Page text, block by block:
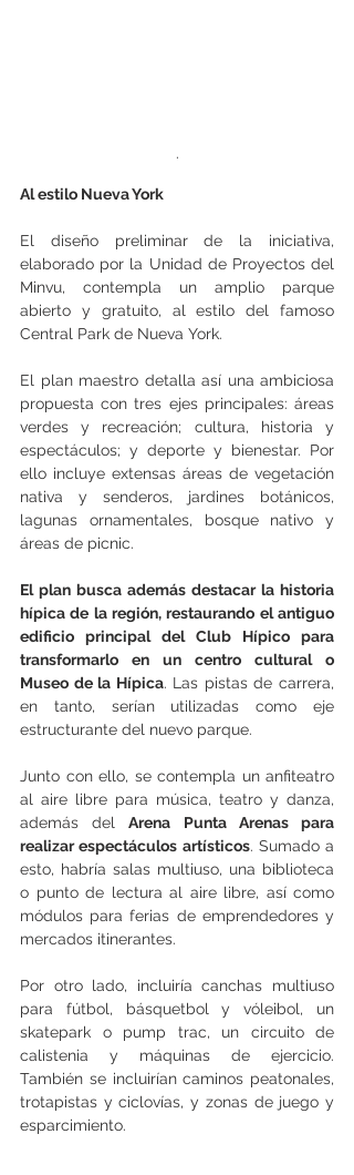
.
Al estilo Nueva York
El diseño preliminar de la iniciativa,
elaborado por la Unidad de Proyectos del
Minvu, contempla un amplio parque
abierto y gratuito, al estilo del famoso
Central Park de Nueva York.
El plan maestro detalla así una ambiciosa
propuesta con tres ejes principales: áreas
verdes y recreación; cultura, historia y
espectáculos; y deporte y bienestar. Por
ello incluye extensas áreas de vegetación
nativa y senderos, jardines botánicos,
lagunas ornamentales, bosque nativo y
áreas de picnic.
El plan busca además destacar la historia
hípica de la región, restaurando el antiguo
edificio principal del Club Hípico para
transformarlo en un centro cultural o
Museo de la Hípica. Las pistas de carrera,
en tanto, serían utilizadas como eje
estructurante del nuevo parque.
Junto con ello, se contempla un anfiteatro
al aire libre para música, teatro y danza,
además del Arena Punta Arenas para
realizar espectáculos artísticos. Sumado a
esto, habría salas multiuso, una biblioteca
o punto de lectura al aire libre, así como
módulos para ferias de emprendedores y
mercados itinerantes.
Por otro lado, incluiría canchas multiuso
para fútbol, básquetbol y vóleibol, un
skatepark o pump trac, un circuito de
calistenia y máquinas de ejercicio.
También se incluirían caminos peatonales,
trotapistas y ciclovías, y zonas de juego y
esparcimiento.